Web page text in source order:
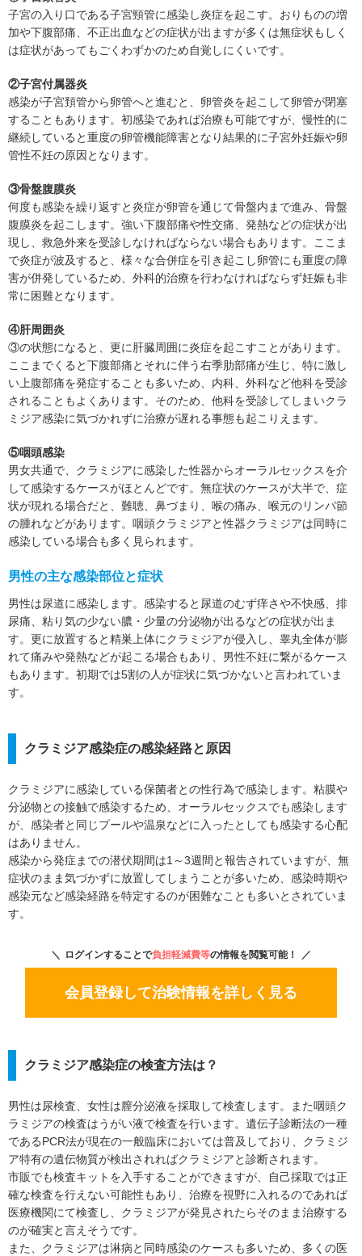
子宮の入り口である子宮頸管に感染し炎症を起こす。おりものの増
加や下腹部痛、不正出血などの症状が出ますが多くは無症状もしく
は症状があってもごくわずかのため自覚しにくいです。
②子宮付属器炎
感染が子宮頚管から卵管へと進むと、卵管炎を起こして卵管が閉塞
することもあります。初感染であれば治療も可能ですが、慢性的に
継続していると重度の卵管機能障害となり結果的に子宮外妊娠や卵
管性不妊の原因となります。
③骨盤腹膜炎
何度も感染を繰り返すと炎症が卵管を通じて骨盤内まで進み、骨盤
腹膜炎を起こします。強い下腹部痛や性交痛、発熱などの症状が出
現し、救急外来を受診しなければならない場合もあります。ここま
で炎症が波及すると、様々な合併症を引き起こし卵管にも重度の障
害が併発しているため、外科的治療を行わなければならず妊娠も非
常に困難となります。
④肝周囲炎
③の状態になると、更に肝臓周囲に炎症を起こすことがあります。
ここまでくると下腹部痛とそれに伴う右季肋部痛が生じ、特に激し
い上腹部痛を発症することも多いため、内科、外科など他科を受診
されることもよくあります。そのため、他科を受診してしまいクラ
ミジア感染に気づかれずに治療が遅れる事態も起こりえます。
⑤咽頭感染
男女共通で、クラミジアに感染した性器からオーラルセックスを介
して感染するケースがほとんどです。無症状のケースが大半で、症
状が現れる場合だと、難聴、鼻づまり、喉の痛み、喉元のリンパ節
の腫れなどがあります。咽頭クラミジアと性器クラミジアは同時に
感染している場合も多く見られます。
男性の主な感染部位と症状
男性は尿道に感染します。感染すると尿道のむず痒さや不快感、排
尿痛、粘り気の少ない膿・少量の分泌物が出るなどの症状が出ま
す。更に放置すると精巣上体にクラミジアが侵入し、睾丸全体が膨
れて痛みや発熱などが起こる場合もあり、男性不妊に繋がるケース
もあります。初期では5割の人が症状に気づかないと言われていま
す。
クラミジア感染症の感染経路と原因
クラミジアに感染している保菌者との性行為で感染します。粘膜や
分泌物との接触で感染するため、オーラルセックスでも感染します
が、感染者と同じプールや温泉などに入ったとしても感染する心配
はありません。
感染から発症までの潜伏期間は1～3週間と報告されていますが、無
症状のまま気づかずに放置してしまうことが多いため、感染時期や
感染元など感染経路を特定するのが困難なことも多いとされていま
す。
ログインすることで負担軽減費等の情報を閲覧可能！
会員登録して治験情報を詳しく見る
クラミジア感染症の検査方法は？
男性は尿検査、女性は膣分泌液を採取して検査します。また咽頭ク
ラミジアの検査はうがい液で検査を行います。遺伝子診断法の一種
であるPCR法が現在の一般臨床においては普及しており、クラミジ
ア特有の遺伝物質が検出されればクラミジアと診断されます。
市販でも検査キットを入手することができますが、自己採取では正
確な検査を行えない可能性もあり、治療を視野に入れるのであれば
医療機関にて検査し、クラミジアが発見されたらそのまま治療する
のが確実と言えそうです。
また、クラミジアは淋病と同時感染のケースも多いため、多くの医